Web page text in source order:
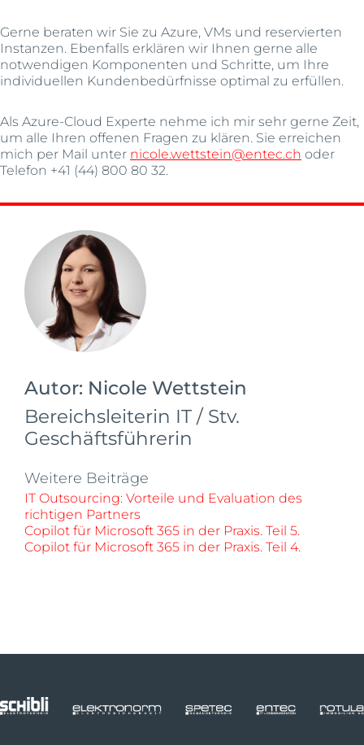
Gerne beraten wir Sie zu Azure, VMs und reservierten
Instanzen. Ebenfalls erklären wir Ihnen gerne alle
notwendigen Komponenten und Schritte, um Ihre
individuellen Kundenbedürfnisse optimal zu erfüllen.
Als Azure-Cloud Experte nehme ich mir sehr gerne Zeit,
um alle Ihren offenen Fragen zu klären. Sie erreichen
mich per Mail unter nicole.wettstein@entec.ch oder
Telefon +41 (44) 800 80 32.
Autor: Nicole Wettstein
Bereichsleiterin IT / Stv.
Geschäftsführerin
Weitere Beiträge
IT Outsourcing: Vorteile und Evaluation des
richtigen Partners
Copilot für Microsoft 365 in der Praxis. Teil 5.
Copilot für Microsoft 365 in der Praxis. Teil 4.